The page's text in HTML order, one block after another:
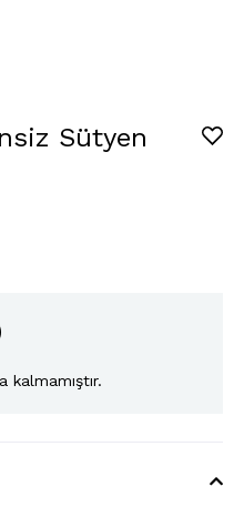
Sütyen
kalmamıştır.